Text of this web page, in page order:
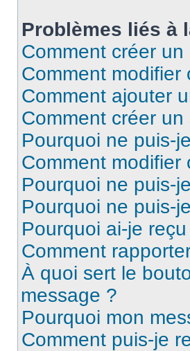
Problèmes liés à
Comment créer
Comment modifier
Comment ajouter
Comment créer
Pourquoi ne puis-
Comment
Pourquoi ne puis-
Pourquoi ne puis-
Pourquoi ai-je
Comment
À quoi sert le
message ?
Pourquoi mon
Comment puis-je